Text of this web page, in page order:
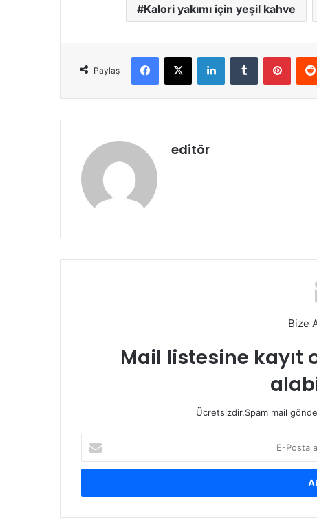
Kalori yakımı için yeşil kahve
Paylaş
Facebook
X LinkedInTumblr
editör
Bize
Mail listesine kayıt
Ücretsizdir.Spam mail
Posta
adresinizi